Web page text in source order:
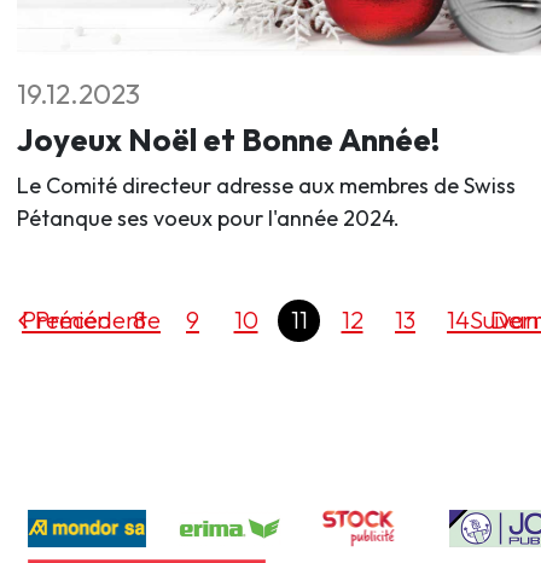
19.12.2023
Joyeux Noël et Bonne Année!
Le Comité directeur adresse aux membres de Swiss
Pétanque ses voeux pour l'année 2024.
Précédente
Premier 8 9 10 11 12 13 14